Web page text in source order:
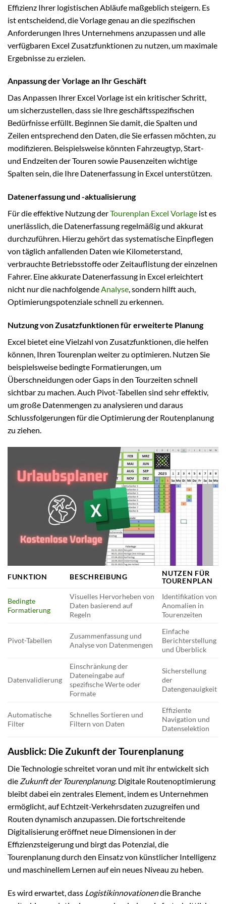
Effizienz Ihrer logistischen Abläufe maßgeblich steigern. Es
ist entscheidend, die Vorlage genau an die spezifischen
Anforderungen Ihres Unternehmens anzupassen und alle
verfügbaren Excel Zusatzfunktionen zu nutzen, um maximale
Ergebnisse zu erzielen.
Anpassung der Vorlage an Ihr Geschäft
Das Anpassen Ihrer Excel Vorlage ist ein kritischer Schritt,
um sicherzustellen, dass sie Ihre geschäftsspezifischen
Bedürfnisse erfüllt. Beginnen Sie damit, die Spalten und
Zeilen entsprechend den Daten, die Sie erfassen möchten, zu
modifizieren. Beispielsweise könnten Fahrzeugtyp, Start-
und Endzeiten der Touren sowie Pausenzeiten wichtige
Spalten sein, die Ihre Datenerfassung in Excel unterstützen.
Datenerfassung und -aktualisierung
Für die effektive Nutzung derTourenplan Excel Vorlage ist es
unerlässlich, die Datenerfassung regelmäßig und akkurat
durchzuführen. Hierzu gehört das systematische Einpflegen
von täglich anfallenden Daten wie Kilometerstand,
verbrauchte Betriebsstoffe oder Zeitauflistung der einzelnen
Fahrer. Eine akkurate Datenerfassung in Excel erleichtert
nicht nur die nachfolgendeAnalyse, sondern hilft auch,
Optimierungspotenziale schnell zu erkennen.
Nutzung von Zusatzfunktionen für erweiterte Planung
Excel bietet eine Vielzahl von Zusatzfunktionen, die helfen
können, Ihren Tourenplan weiter zu optimieren. Nutzen Sie
beispielsweise bedingte Formatierungen, um
Überschneidungen oder Gaps in den Tourzeiten schnell
sichtbar zu machen. Auch Pivot-Tabellen sind sehr effektiv,
um große Datenmengen zu analysieren und daraus
Schlussfolgerungen für die Optimierung der Routenplanung
zu ziehen.
FUNKTION BESCHREIBUNG
NUTZEN FÜR
TOURENPLAN
Bedingte
Formatierung
Visuelles Hervorheben von
Daten basierend auf
Regeln
Identifikation von
Anomalien in
Tourenzeiten
Pivot-Tabellen
Zusammenfassung und
Analyse von Datenmengen
Einfache
Berichterstellung
und Überblick
Datenvalidierung
Einschränkung der
Dateneingabe auf
spezifische Werte oder
Formate
Sicherstellung
der
Datengenauigkeit
Automatische
Filter
Schnelles Sortieren und
Filtern von Daten
Effiziente
Navigation und
Datenselektion
Ausblick: Die Zukunft der Tourenplanung
Die Technologie schreitet voran und mit ihr entwickelt sich
die Zukunft der Tourenplanung. Digitale Routenoptimierung
bleibt dabei ein zentrales Element, indem es Unternehmen
ermöglicht, auf Echtzeit-Verkehrsdaten zuzugreifen und
Routen dynamisch anzupassen. Die fortschreitende
Digitalisierung eröffnet neue Dimensionen in der
Effizienzsteigerung und birgt das Potenzial, die
Tourenplanung durch den Einsatz von künstlicher Intelligenz
und maschinellem Lernen auf ein neues Niveau zu heben.
Es wird erwartet, dass Logistikinnovationendie Branche